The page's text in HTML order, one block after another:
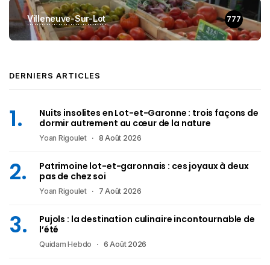
Villeneuve-Sur-Lot 777
DERNIERS ARTICLES
Nuits insolites en Lot-et-Garonne : trois façons de
dormir autrement au cœur de la nature
Yoan Rigoulet 8 Août 2026
Patrimoine lot-et-garonnais : ces joyaux à deux
pas de chez soi
Yoan Rigoulet 7 Août 2026
Pujols : la destination culinaire incontournable de
l’été
Quidam Hebdo 6 Août 2026